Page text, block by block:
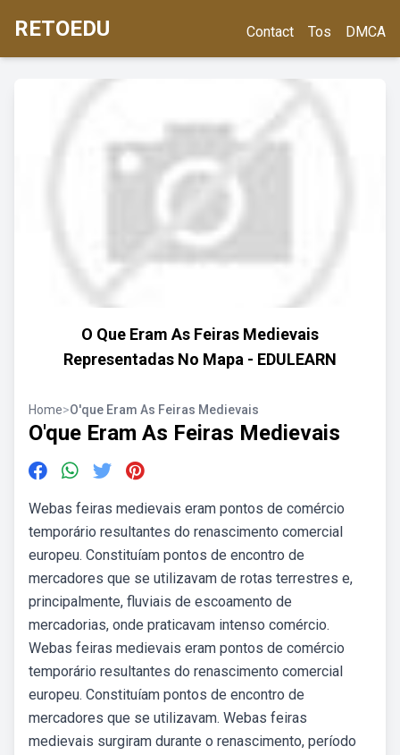
RETOEDU Contact Tos DMCA
O Que Eram As Feiras Medievais
Representadas No Mapa - EDULEARN
Home>O'que Eram As Feiras Medievais
O'que Eram As Feiras Medievais
Webas feiras medievais eram pontos de comércio
temporário resultantes do renascimento comercial
europeu. Constituíam pontos de encontro de
mercadores que se utilizavam de rotas terrestres e,
principalmente, fluviais de escoamento de
mercadorias, onde praticavam intenso comércio.
Webas feiras medievais eram pontos de comércio
temporário resultantes do renascimento comercial
europeu. Constituíam pontos de encontro de
mercadores que se utilizavam. Webas feiras
medievais surgiram durante o renascimento, período